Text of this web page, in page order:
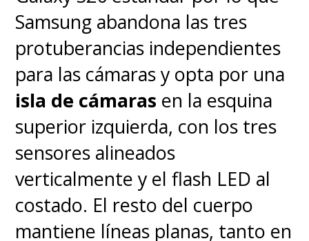
Samsung abandona las tres
protuberancias independientes
para las cámaras y opta por una
isla de cámaras en la esquina
superior izquierda, con los tres
sensores alineados
verticalmente y el flash LED al
costado. El resto del cuerpo
mantiene líneas planas, tanto en